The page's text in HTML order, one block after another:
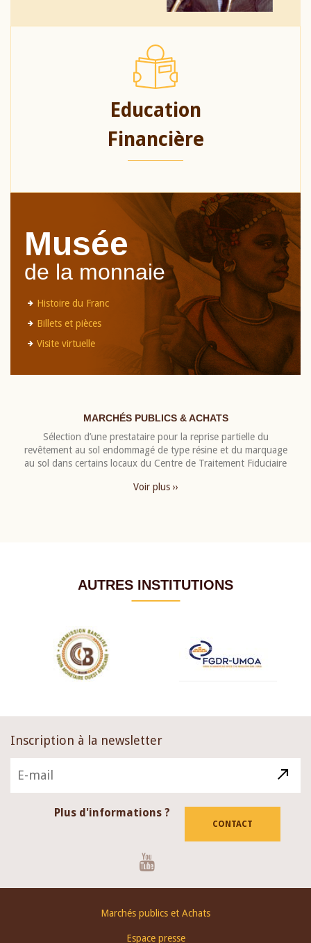
Education
Financière
Musée
de la monnaie
Histoire du Franc
Billets et pièces
Visite virtuelle
MARCHÉS PUBLICS & ACHATS
Sélection d’une prestataire pour la reprise partielle du
revêtement au sol endommagé de type résine et du marquage
au sol dans certains locaux du Centre de Traitement Fiduciaire
Voir plus ››
AUTRES INSTITUTIONS
Inscription à la newsletter
Plus d'informations ?
CONTACT
Marchés publics et Achats
Espace presse